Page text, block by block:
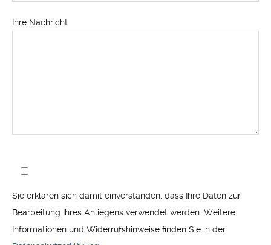
Ihre Nachricht
Sie erklären sich damit einverstanden, dass Ihre Daten zur
Bearbeitung Ihres Anliegens verwendet werden. Weitere
Informationen und Widerrufshinweise finden Sie in der